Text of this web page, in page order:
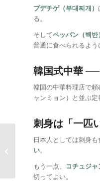
プデチゲ（부대찌개）
る。
そしてペッパン（백반）
普通に食べられるよ
韓国式中華
韓国の中華料理店で頼
ャンミョン）と並ぶ
刺身は「一匹
日本人としては刺身も
い。
もう一点、
コチュジ
切ってよい。
全羅北道ツアーその２